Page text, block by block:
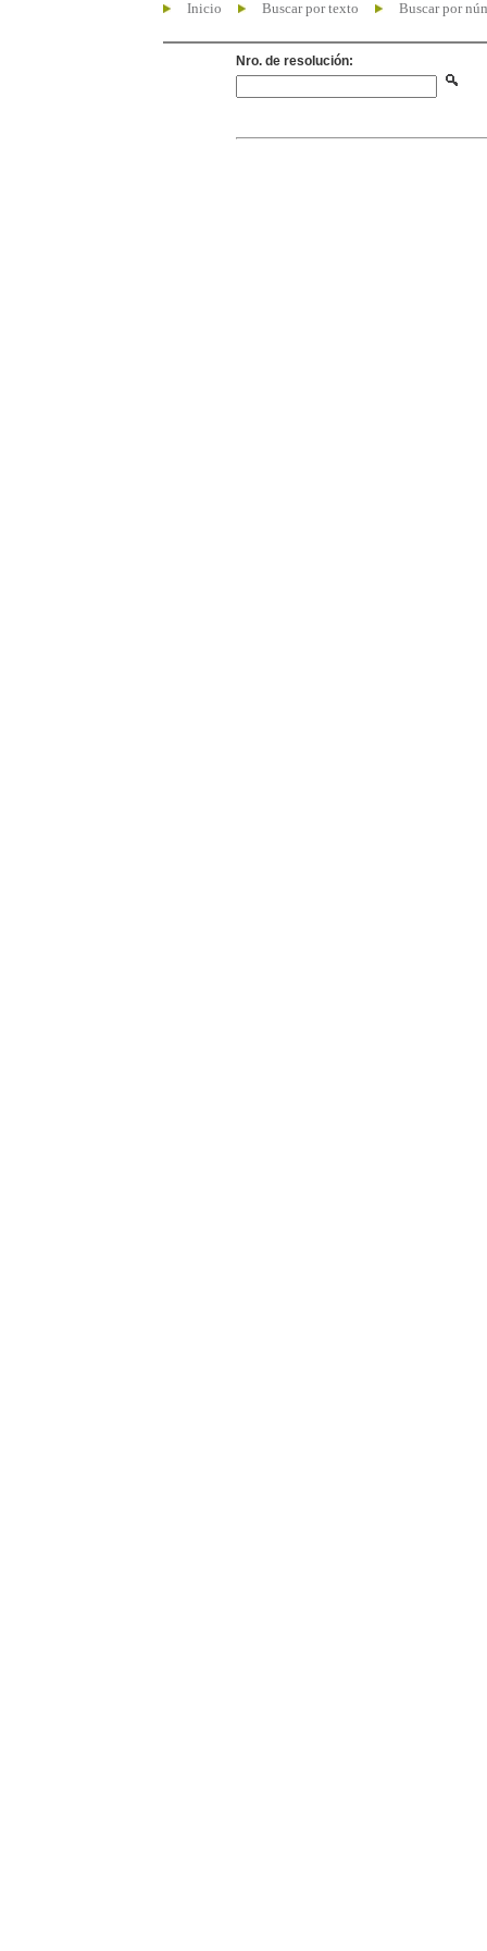
Inicio Buscar por texto Buscar por
Nro. de resolución: